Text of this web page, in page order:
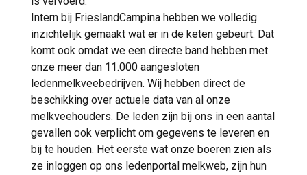
Intern bij FrieslandCampina hebben we volledig
inzichtelijk gemaakt wat er in de keten gebeurt. Dat
komt ook omdat we een directe band hebben met
onze meer dan 11.000 aangesloten
ledenmelkveebedrijven. Wij hebben direct de
beschikking over actuele data van al onze
melkveehouders. De leden zijn bij ons in een aantal
gevallen ook verplicht om gegevens te leveren en
bij te houden. Het eerste wat onze boeren zien als
ze inloggen op ons ledenportal melkweb, zijn hun